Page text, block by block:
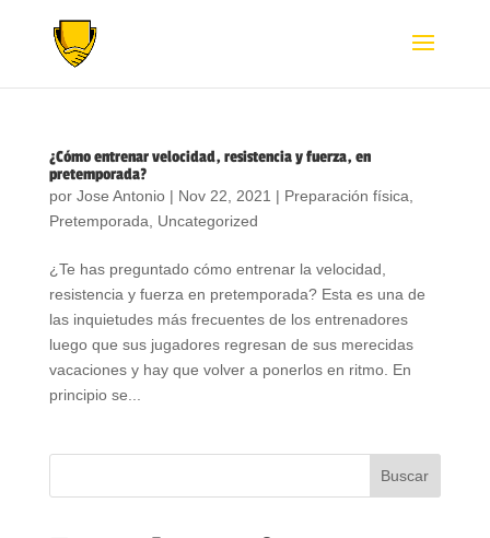
¿Cómo entrenar velocidad, resistencia y fuerza, en
pretemporada?
por Jose Antonio| Nov 22, 2021 | Preparación física
Pretemporada
Uncategorized
¿Te has preguntado cómo entrenar la velocidad,
resistencia y fuerza en pretemporada? Esta es una de
las inquietudes más frecuentes de los entrenadores
luego que sus jugadores regresan de sus merecidas
vacaciones y hay que volver a ponerlos en ritmo. En
principio se...